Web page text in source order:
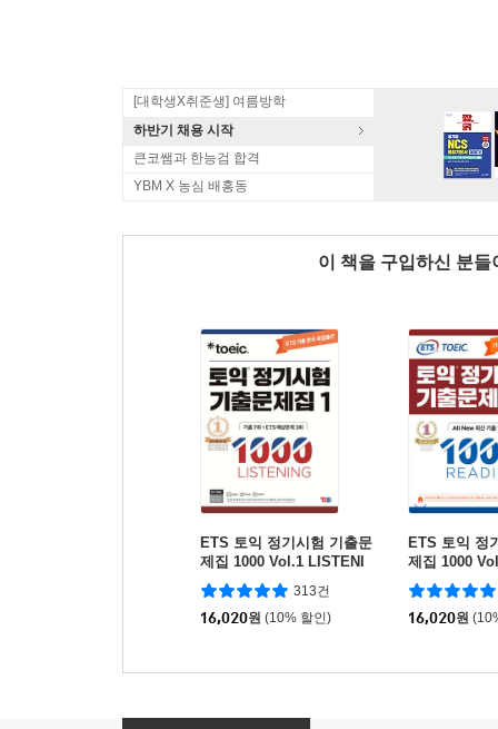
[대학생X취준생] 여름방학
하반기 채용 시작
큰코쌤과 한능검 합격
YBM X 농심 배홍동
이 책을 구입하신 분
ETS 토익 정기시험 기출문
제집 1000 Vol.1 LISTENI
NG(리스닝)
313건
16,020원 (10% 할인)
ETS 토익 정
제집 1000
G 리딩
16,020원